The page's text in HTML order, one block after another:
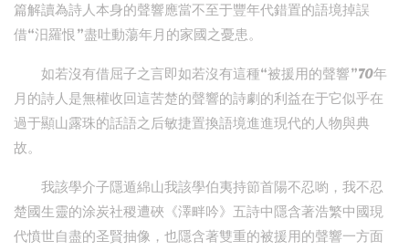
篇解讀為詩人本身的聲響應當不至于豐年代錯置的語境掉誤
借“汨羅恨”盡吐動蕩年月的家國之憂患。
如若沒有借屈子之言即如若沒有這種“被援用的聲響”70年
月的詩人是無權收回這苦楚的聲響的詩劇的利益在于它似乎在
過于顯山露珠的話語之后敏捷置換語境進進現代的人物與典
故。
我該學介子隱遁綿山我該學伯夷持節首陽不忍喲，我不忍
楚國生靈的涂炭社稷遭硤《澤畔吟》五詩中隱含著浩繁中國現
代憤世自盡的圣賢抽像，也隱含著雙重的被援用的聲響一方面